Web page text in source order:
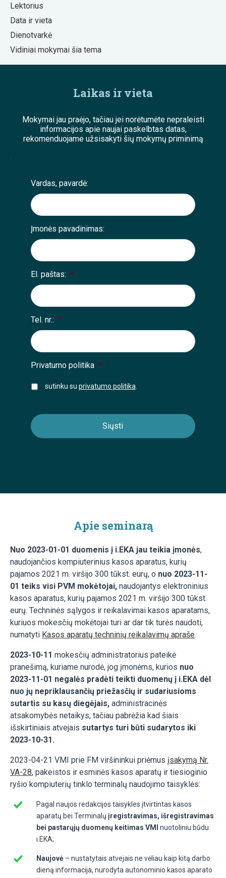
Lektorius
Data ir vieta
Dienotvarkė
Vidiniai mokymai šia tema
Laikas ir vieta
Mokymai jau praėjo, tačiau jei norėtumėte nepraleisti
informacijos apie naujai paskelbtas datas,
rekomenduojame užsisakyti šių mokymų priminimą
;
Vardas, pavardė:
Įmonės pavadinimas:
El. paštas: *
Tel. nr.: *
Privatumo politika *
sutinku su privatumo politika
Apie seminarą
Nuo 2023-01-01 duomenis į i.EKA jau teikia įmonės,
naudojančios kompiuterinius kasos aparatus, kurių
pajamos 2021 m. viršijo 300 tūkst. eurų, o nuo 2023-11-
01 teiks visi PVM mokėtojai, naudojantys elektroninius
kasos aparatus, kurių pajamos 2021 m. viršijo 300 tūkst.
eurų. Techninės sąlygos ir reikalavimai kasos aparatams,
kuriuos mokesčių mokėtojai turi ar dar tik turės naudoti,
numatyti Kasos aparatų techninių reikalavimų apraše.
2023-10-11 mokesčių administratorius pateikė
pranešimą, kuriame nurodė, jog įmonėms, kurios nuo
2023-11-01 negalės pradėti teikti duomenų į i.EKA dėl
nuo jų nepriklausančių priežasčių ir sudariusioms
sutartis su kasų diegėjais, administracinės
atsakomybės netaikys, tačiau pabrėžia kad šiais
išskirtiniais atvejais sutartys turi būti sudarytos iki
2023-10-31.
2023-04-21 VMI prie FM viršininkui priėmus įsakymą Nr.
VA-28, pakeistos ir esminės kasos aparatų ir tiesioginio
ryšio kompiuterių tinklo terminalų naudojimo taisyklės:
Pagal naujos redakcijos taisykles įtvirtintas kasos
aparatų bei Terminalų įregistravimas, išregistravimas
bei pastarųjų duomenų keitimas VMI
nuotoliniu būdu
i.EKA;
Naujovė – nustatytais atvejais ne vėliau kaip kitą darbo
dieną informacija, nurodyta autonominio kasos aparato